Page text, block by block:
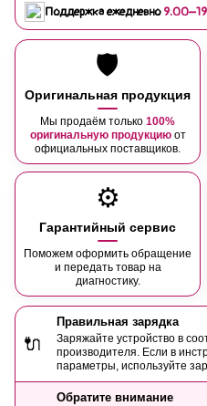
Поддержка ежедневно
🛡️
Оригинальная продукция
Мы продаём только 100%
оригинальную продукцию от
официальных поставщиков.
⚙️
Гарантийный сервис
Поможем оформить обращение
и передать товар на
диагностику.
🔌
Правильная зарядка
Заряжайте устройство в
производителя. Если в
параметры, используйте
Обратите внимание